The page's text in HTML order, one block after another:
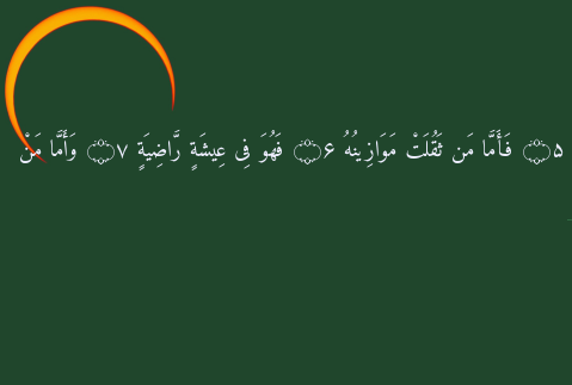
۝۵ فَأَمَّا مَن ثَقُلَتْ مَوَازِینُهُ ۝۶ فَهُوَ فِی عِیشَةٍ رَّاضِیَةٍ ۝۷ وَأَمَّا مَنْ